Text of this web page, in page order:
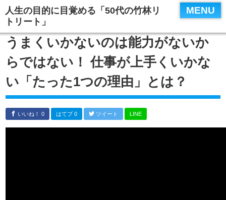
人生の目的に目覚める「50代の竹林リ
トリート」
MENU
うまくいかないのは能力がないか
らではない！ 仕事が上手くいかな
い「たった1つの理由」とは？
いいね！ 0 はてブ 0 ツイート LINE